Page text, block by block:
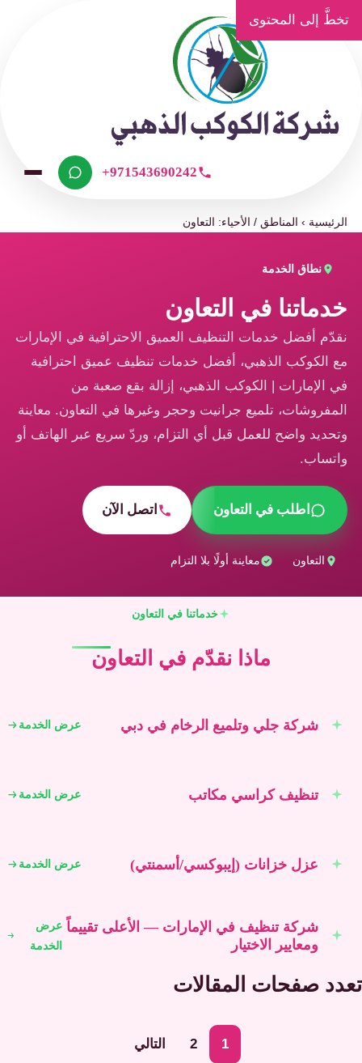
تخطَّ إلى المحتوى
+971543690242
الرئيسية ›المناطق / الأحياء: التعاون
نطاق الخدمة
خدماتنا في التعاون
نقدّم أفضل خدمات التنظيف العميق الاحترافية في الإمارات
مع الكوكب الذهبي، أفضل خدمات تنظيف عميق احترافية
في الإمارات | الكوكب الذهبي، إزالة بقع صعبة من
المفروشات، تلميع جرانيت وحجر وغيرها في التعاون. معاينة
وتحديد واضح للعمل قبل أي التزام، وردّ سريع عبر الهاتف أو
واتساب.
اطلب في التعاون اتصل الآن
التعاون معاينة أولًا بلا التزام
خدماتنا في التعاون
ماذا نقدّم في التعاون
شركة جلي وتلميع الرخام في دبي عرض الخدمة
تنظيف كراسي مكاتب عرض الخدمة
عزل خزانات (إيبوكسي/أسمنتي) عرض الخدمة
شركة تنظيف في الإمارات — الأعلى تقييماً
ومعايير الاختيار
عرض
الخدمة
تعدد صفحات المقالات
1
2 التالي